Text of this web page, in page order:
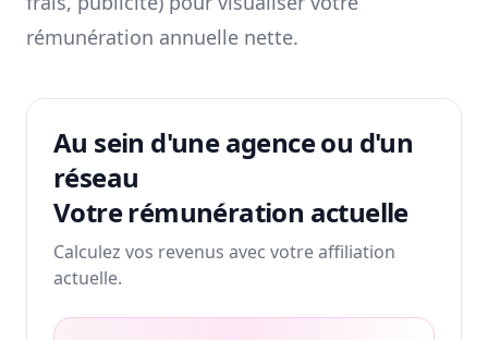
rémunération annuelle nette.
Au sein d'une agence ou d'un
réseau
Votre rémunération actuelle
Calculez vos revenus avec votre affiliation
actuelle.